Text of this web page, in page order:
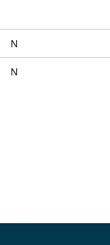
N
N